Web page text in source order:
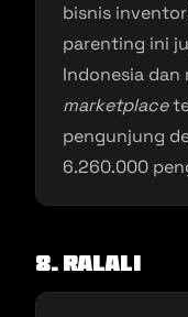
bisnis
parenting ini
Indonesia
marketplace
pengunjung
6.260.000
8. Ralali